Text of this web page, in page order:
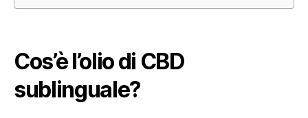
Cos’è l’olio di CBD
sublinguale?